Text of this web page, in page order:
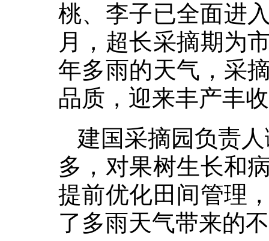
桃、李子已全面进
月，超长采摘期为
年多雨的天气，采
品质，迎来丰产丰
建国采摘园负责
多，对果树生长和
提前优化田间管理
了多雨天气带来的